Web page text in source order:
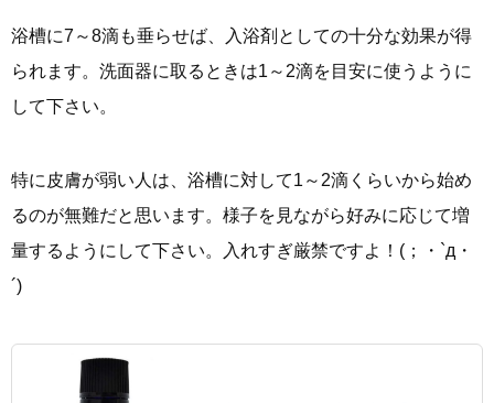
浴槽に7～8滴も垂らせば、入浴剤としての十分な効果が得
られます。洗面器に取るときは1～2滴を目安に使うように
して下さい。
特に皮膚が弱い人は、浴槽に対して1～2滴くらいから始め
るのが無難だと思います。様子を見ながら好みに応じて増
量するようにして下さい。入れすぎ厳禁ですよ！(；・`д・
´)